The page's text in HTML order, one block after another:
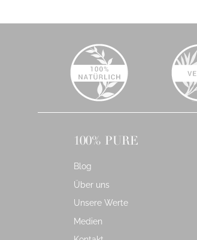
100% PURE
Blog
Über uns
Unsere Werte
Medien